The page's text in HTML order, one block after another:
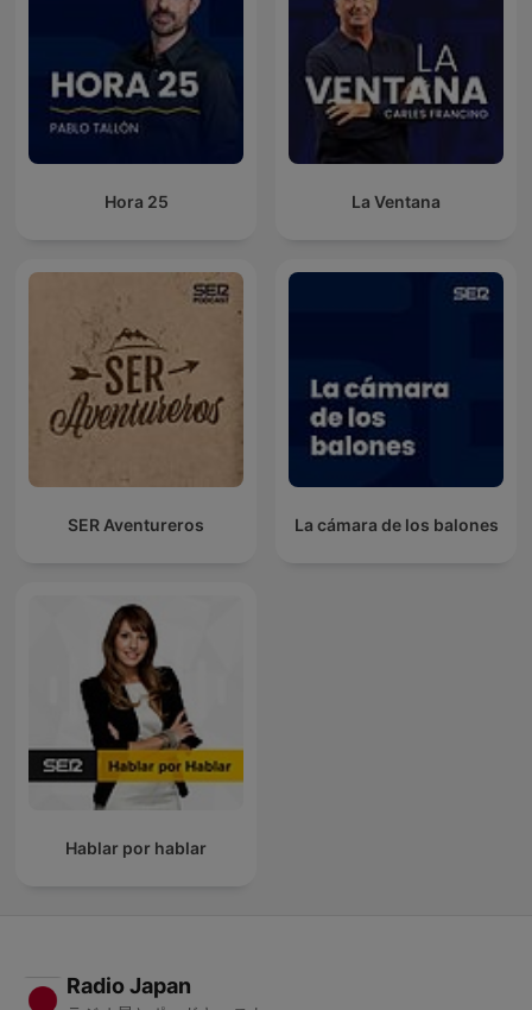
Hora 25 La Ventana
SER Aventureros La cámara de los balones
Hablar por hablar
Radio Japan